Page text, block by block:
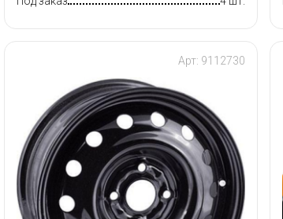
Арт: 9112730